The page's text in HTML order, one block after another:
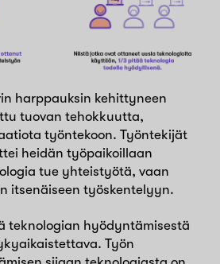
harppauksin kehittyneen
tuovan tehokkuutta,
työntekoon. Työntekijät
heidän työpaikoillaan
tue yhteistyötä, vaan
itsenäiseen työskentelyyn.
teknologian hyödyntämisestä
Työn